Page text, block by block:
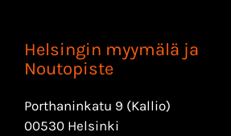
Helsingin myymälä ja
Noutopiste
Porthaninkatu 9 (Kallio)
00530 Helsinki